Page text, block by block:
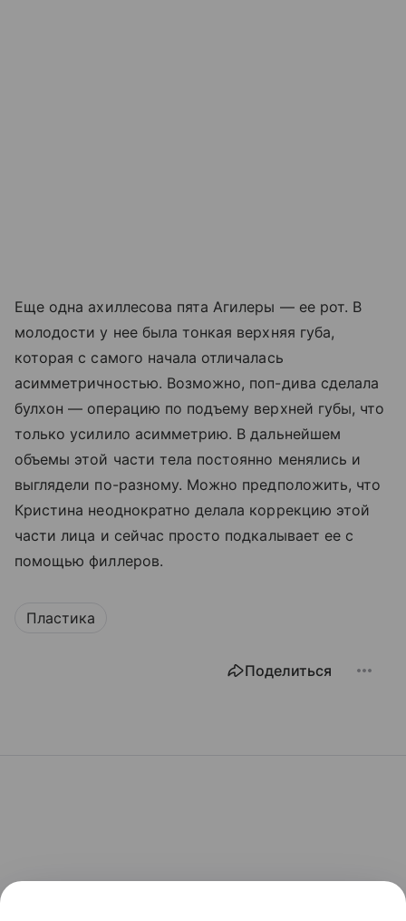
Еще одна ахиллесова пята Агилеры — ее рот. В
молодости у нее была тонкая верхняя губа,
которая с самого начала отличалась
асимметричностью. Возможно, поп-дива сделала
булхон — операцию по подъему верхней губы, что
только усилило асимметрию. В дальнейшем
объемы этой части тела постоянно менялись и
выглядели по-разному. Можно предположить, что
Кристина неоднократно делала коррекцию этой
части лица и сейчас просто подкалывает ее с
помощью филлеров.
Пластика
Поделиться